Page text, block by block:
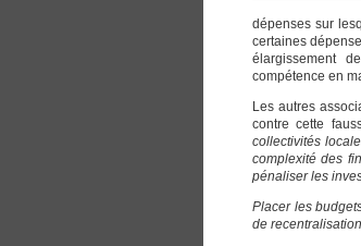
dépenses sur
certaines
élargissement
compétence en
Les autres
contre cette
collectivités
complexité des
pénaliser les
Placer les
de